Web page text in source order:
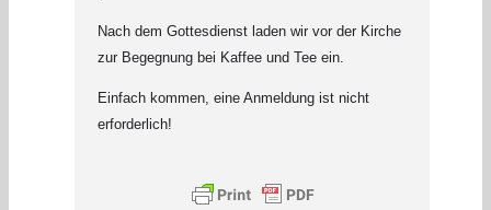
Nach dem Gottesdienst laden wir vor der Kirche
zur Begegnung bei Kaffee und Tee ein.
Einfach kommen, eine Anmeldung ist nicht
erforderlich!